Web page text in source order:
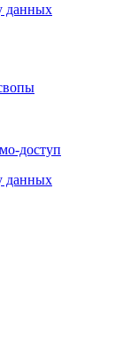
данных
доступ
данных